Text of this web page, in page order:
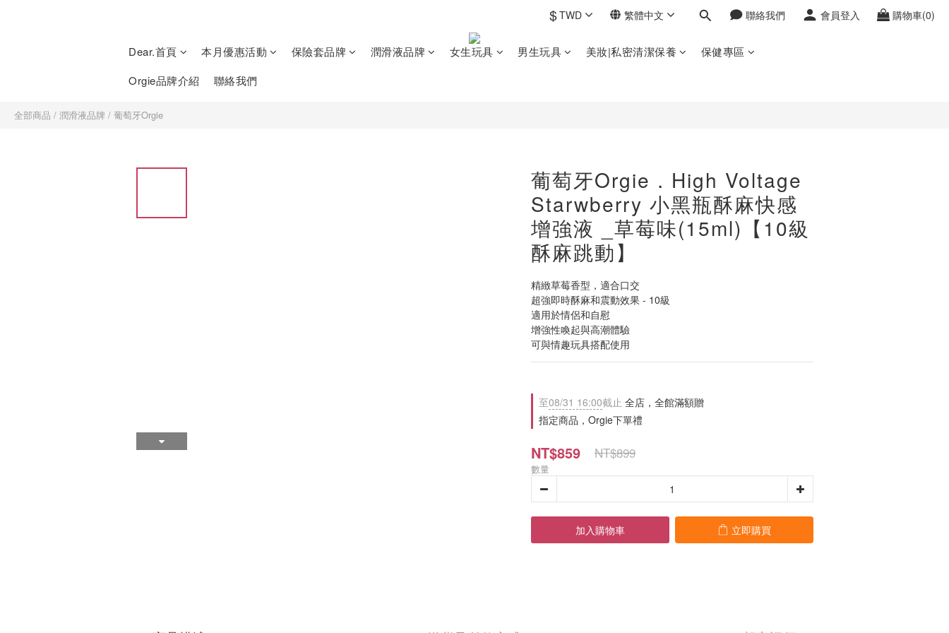
$TWD 繁體中文 聯絡我們 會員登入 購物車(0)
Dear.首頁 本月優惠活動 保險套品牌 潤滑液品牌 女生玩具 男生玩具 美妝|私密清潔保養
保健專區
Orgie品牌介紹
聯絡我們
全部商品 / 潤滑液品牌 / 葡萄牙Orgie
葡萄牙Orgie．High Voltage
Starwberry 小黑瓶酥麻快感
增強液 _草莓味(15ml)【10級
酥麻跳動】
精緻草莓香型，適合口交
超強即時酥麻和震動效果 - 10級
適用於情侶和自慰
增強性喚起與高潮體驗
可與情趣玩具搭配使用
至08/31 16:00截止 全店，全館滿額贈
指定商品，Orgie下單禮
NT$859 NT$899
數量
加入購物車 立即購買
立即購買